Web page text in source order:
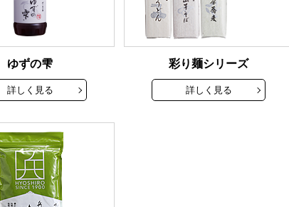
ゆずの雫
詳しく見る
彩り麺シリーズ
詳しく見る